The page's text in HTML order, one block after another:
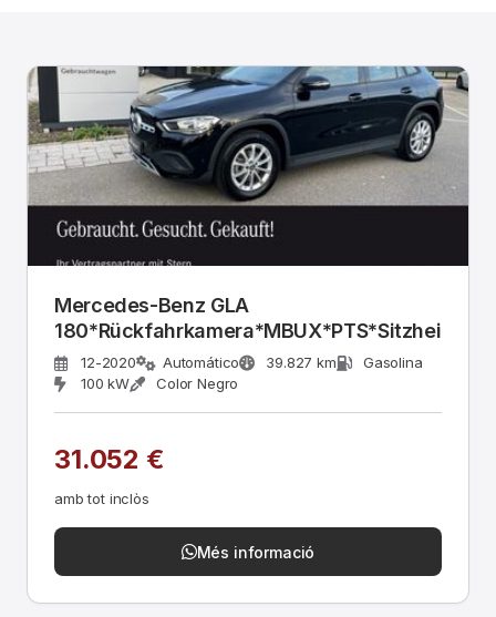
Mercedes-Benz GLA
180*Rückfahrkamera*MBUX*PTS*Sitzheizung
12-2020 Automático 39.827 km
Gasolina
100 kW
Color Negro
31.052 €
amb tot inclòs
Més informació